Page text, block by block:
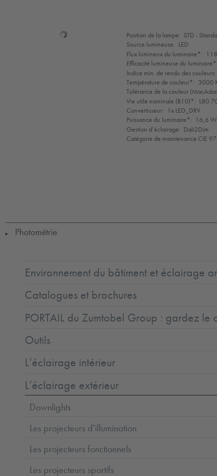
Sélection
de
mode
Position de la lampe: STD -
Source lumineuse: LED
Flux lumineux du luminaire*:
Efficacité lumineuse du
Indice min. de rendu des couleurs:
Température de couleur*: 3000
Tolérance de la couleur
Vie utile nominale (B10)*: L80
Convertisseur: 1x LED_DRV
Puissance du luminaire*: 16,6 W
Gestion d’éclairage: Dali2Dim
Catégorie de maintenance CIE
▶ Photométrie
Environnement du bâtiment et éclairage
Catalogues et brochures
PORTAIL du Zumtobel Group : gardez le
Outils
L’éclairage intérieur
L’éclairage extérieur
Downlights
Les projecteurs d'illumination
Les projecteurs fonctionnels
Les projecteurs sportifs